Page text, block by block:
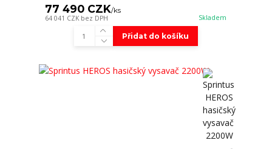
77 490 CZK/ks
64 041 CZK bez DPH Skladem
Přidat do košíku